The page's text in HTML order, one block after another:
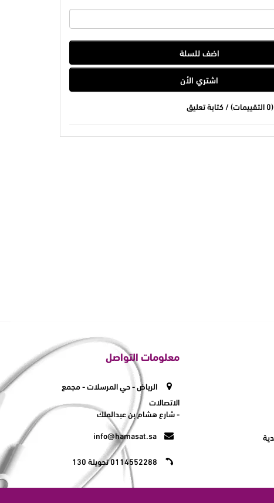
اضف للسلة
اشتري الأن
(0 التقييمات) /كتابة تعليق
معلومات التواصل
الرياض - حي المرسلات - مجمع
الاتصالات
- شارع هشام بن عبدالملك